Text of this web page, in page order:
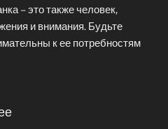
– это также человек,
и внимания. Будьте
к ее потребностям